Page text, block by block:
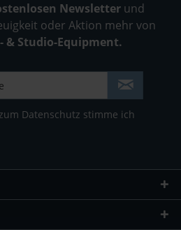
Newsletter und
oder Aktion mehr von
& Studio-Equipment.
Datenschutz stimme ich